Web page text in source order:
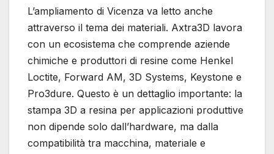
L’ampliamento di Vicenza va letto anche
attraverso il tema dei materiali. Axtra3D lavora
con un ecosistema che comprende aziende
chimiche e produttori di resine come Henkel
Loctite, Forward AM, 3D Systems, Keystone e
Pro3dure. Questo è un dettaglio importante: la
stampa 3D a resina per applicazioni produttive
non dipende solo dall’hardware, ma dalla
compatibilità tra macchina, materiale e